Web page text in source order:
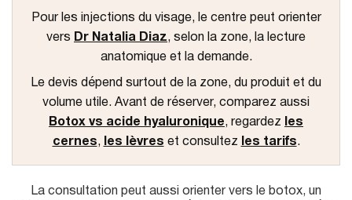
Pour les injections du visage, le centre peut orienter
vers Dr Natalia Diaz, selon la zone, la lecture
anatomique et la demande.
Le devis dépend surtout de la zone, du produit et du
volume utile. Avant de réserver, comparez aussi
Botox vs acide hyaluronique, regardez
les
cernes, les lèvres et consultez les tarifs.
La consultation peut aussi orienter vers le botox, un